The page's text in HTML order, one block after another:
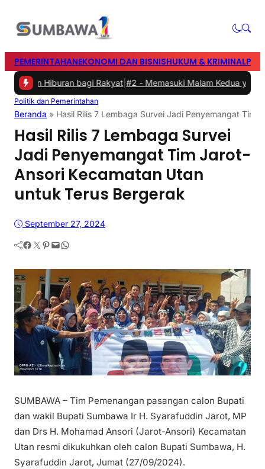
PEMERINTAHANEKONOMI DAN BISNISHUKUM & KRIMINAL
Hiburan bagi Rakyat|#2 -Memasuki Malam Kedua yang
Politik dan Pemerintahan
Beranda » Hasil Rilis 7 Lembaga Survei Jadi Penyemangat Tim
Hasil Rilis 7 Lembaga Survei
Jadi Penyemangat Tim Jarot-
Ansori Kecamatan Utan
untuk Terus Bergerak
September 27, 2024
Facebook Twitter Pinterest Mail WhatsApp
SUMBAWA – Tim Pemenangan pasangan calon Bupati
dan wakil Bupati Sumbawa Ir H. Syarafuddin Jarot, MP
dan Drs H. Mohamad Ansori (Jarot-Ansori) Kecamatan
Utan resmi dikukuhkan oleh calon Bupati Sumbawa, H.
Syarafuddin Jarot, Jumat (27/09/2024).